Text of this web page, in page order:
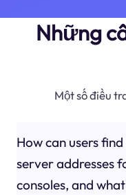
Những
Một số điều
How can users
server addresses
consoles, and